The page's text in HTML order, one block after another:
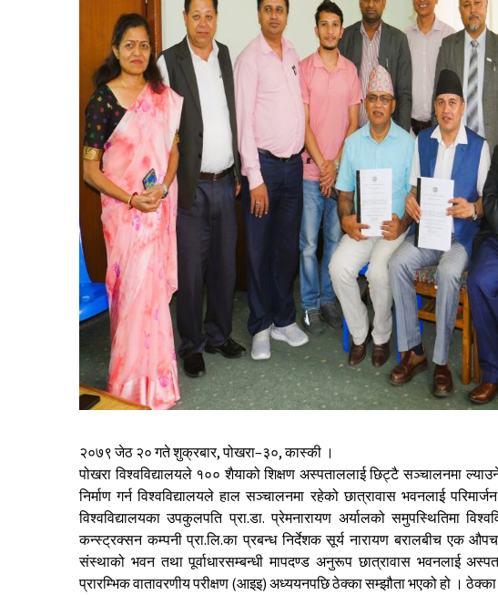
२०७९ जेठ २० गते शुक्रबार, पोखरा–३०, कास्की ।
पोखरा विश्वविद्यालयले १०० शैयाको शिक्षण अस्पताललाई छिट्टै सञ्चालनमा
निर्माण गर्न विश्वविद्यालयले हाल सञ्चालनमा रहेको छात्रावास भवनलाई
विश्वविद्यालयका उपकुलपति प्रा.डा. प्रेमनारायण अर्यालको समुपस्थितिमा
कन्स्ट्रक्सन कम्पनी प्रा.लि.का प्रबन्ध निर्देशक सूर्य नारायण बरालबीच एक
संस्थाको भवन तथा पूर्वाधारसम्बन्धी मापदण्ड अनुरूप छात्रावास भवनलाई
प्रारम्भिक वातावरणीय परीक्षण (आइइ) अध्ययनपछि ठेक्का सम्झौता भएको हो ।